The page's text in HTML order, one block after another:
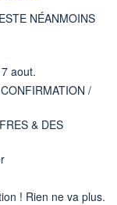
NÉANMOINS
aout.
/
& DES
! Rien ne va plus.